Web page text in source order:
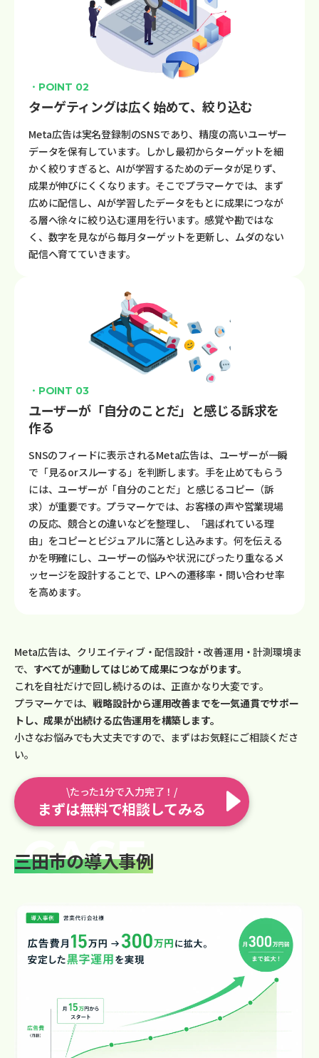
・POINT 02
ターゲティングは広く始めて、絞り込む
Meta広告は実名登録制のSNSであり、精度の高いユーザー
データを保有しています。しかし最初からターゲットを細
かく絞りすぎると、AIが学習するためのデータが足りず、
成果が伸びにくくなります。そこでプラマーケでは、まず
広めに配信し、AIが学習したデータをもとに成果につなが
る層へ徐々に絞り込む運用を行います。感覚や勘ではな
く、数字を見ながら毎月ターゲットを更新し、ムダのない
配信へ育てていきます。
・POINT 03
ユーザーが「自分のことだ」と感じる訴求を
作る
SNSのフィードに表示されるMeta広告は、ユーザーが一瞬
で「見るorスルーする」を判断します。手を止めてもらう
には、ユーザーが「自分のことだ」と感じるコピー（訴
求）が重要です。プラマーケでは、お客様の声や営業現場
の反応、競合との違いなどを整理し、「選ばれている理
由」をコピーとビジュアルに落とし込みます。何を伝える
かを明確にし、ユーザーの悩みや状況にぴったり重なるメ
ッセージを設計することで、LPへの遷移率・問い合わせ率
を高めます。
Meta広告は、クリエイティブ・配信設計・改善運用・計測環境ま
で、 すべてが連動してはじめて成果につながります。
これを自社だけで回し続けるのは、正直かなり大変です。
プラマーケでは、戦略設計から運用改善までを一気通貫でサポー
トし、成果が出続ける広告運用を構築します。
小さなお悩みでも大丈夫ですので、まずはお気軽にご相談くださ
い。
\たった1分で入力完了！/
まずは無料で相談してみる
三田市の導入事例